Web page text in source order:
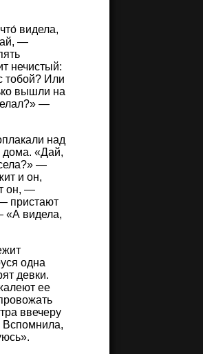
видела,
—
нечистый:
тобой? Или
вышли на
—
над
дома. «Дай,
—
и он,
он, —
пристают
«А видела,
одна
девки.
ее
ввечеру
Вспомнила,